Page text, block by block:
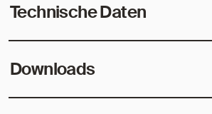
Technische Daten
Downloads